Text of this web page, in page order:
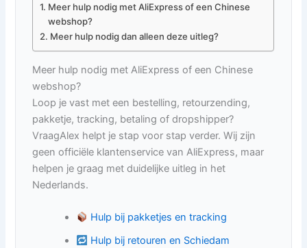
Meer hulp nodig met AliExpress of een Chinese
webshop?
Meer hulp nodig dan alleen deze uitleg?
Meer hulp nodig met AliExpress of een Chinese
webshop?
Loop je vast met een bestelling, retourzending,
pakketje, tracking, betaling of dropshipper?
VraagAlex helpt je stap voor stap verder. Wij zijn
geen officiële klantenservice van AliExpress, maar
helpen je graag met duidelijke uitleg in het
Nederlands.
Hulp bij pakketjes en tracking
Hulp bij retouren en Schiedam